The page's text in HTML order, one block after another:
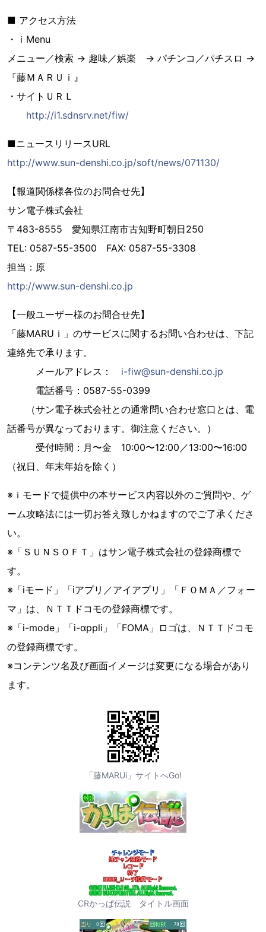
■ アクセス方法
・ｉMenu
メニュー／検索 → 趣味／娯楽 → パチンコ／パチスロ →
『藤ＭＡＲＵｉ』
・サイトＵＲＬ
http://i1.sdnsrv.net/fiw/
■ニュースリリースURL
http://www.sun-denshi.co.jp/soft/news/071130/
【報道関係様各位のお問合せ先】
サン電子株式会社
〒483-8555 愛知県江南市古知野町朝日250
TEL: 0587-55-3500 FAX: 0587-55-3308
担当：原
http://www.sun-denshi.co.jp
【一般ユーザー様のお問合せ先】
「藤MARUｉ」のサービスに関するお問い合わせは、下記
連絡先で承ります。
メールアドレス： i-fiw@sun-denshi.co.jp
電話番号：0587-55-0399
（サン電子株式会社との通常問い合わせ窓口とは、電
話番号が異なっております。御注意ください。）
受付時間：月〜金 10:00〜12:00／13:00〜16:00
（祝日、年末年始を除く）
※ｉモードで提供中の本サービス内容以外のご質問や、ゲ
ーム攻略法には一切お答え致しかねますのでご了承くださ
い。
※「ＳＵＮＳＯＦＴ」はサン電子株式会社の登録商標で
す。
※「iモード」「iアプリ／アイアプリ」「ＦＯＭＡ／フォー
マ」は、ＮＴＴドコモの登録商標です。
※「i-mode」「i-αppli」「FOMA」ロゴは、ＮＴＴドコモ
の登録商標です。
※コンテンツ名及び画面イメージは変更になる場合があり
ます。
「藤MARUi」サイトへGo!
CRかっぱ伝説 タイトル画面